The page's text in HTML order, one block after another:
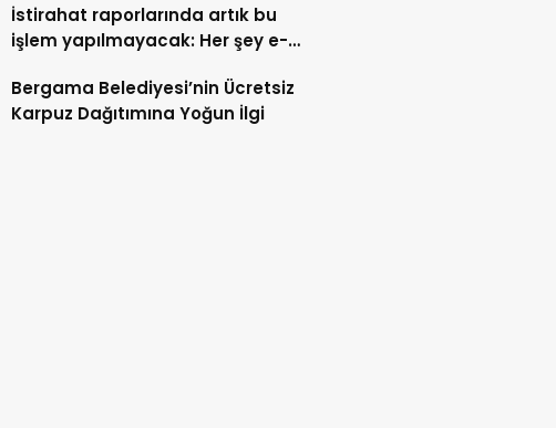
İstirahat raporlarında artık bu
işlem yapılmayacak: Her şey e-
Bergama Belediyesi’nin Ücretsiz
Karpuz Dağıtımına Yoğun İlgi